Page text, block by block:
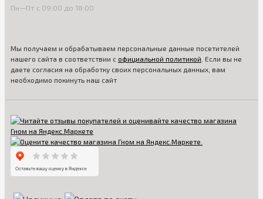
Пн—Пт с 09:00 до 18:00
Мы получаем и обрабатываем персональные данные посетителей
нашего сайта в соответствии с официальной политикой . Если вы не
даете согласия на обработку своих персональных данных, вам
необходимо покинуть наш сайт